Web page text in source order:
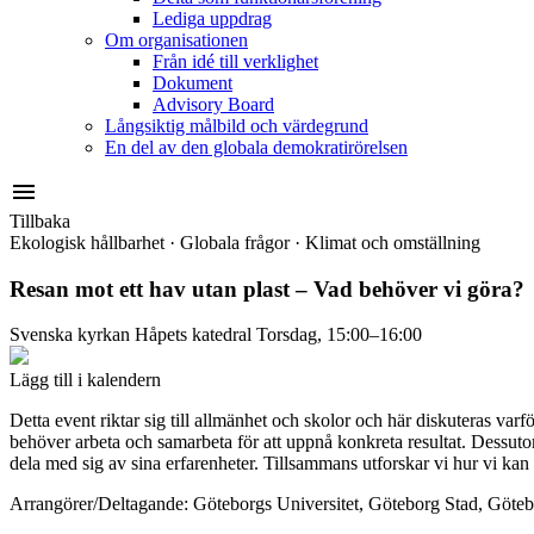
Lediga uppdrag
Om organisationen
Från idé till verklighet
Dokument
Advisory Board
Långsiktig målbild och värdegrund
En del av den globala demokratirörelsen
menu
Tillbaka
Ekologisk hållbarhet · Globala frågor· Klimat och omställning
Resan mot ett hav utan plast – Vad behöver vi göra?
Svenska kyrkan Håpets katedral Torsdag, 15:00–16:00
Lägg till i kalendern
Detta event riktar sig till allmänhet och skolor och här diskuteras
behöver arbeta och samarbeta för att uppnå konkreta resultat.
dela med sig av sina erfarenheter. Tillsammans utforskar vi hur vi
Arrangörer/Deltagande: Göteborgs Universitet, Göteborg Stad,